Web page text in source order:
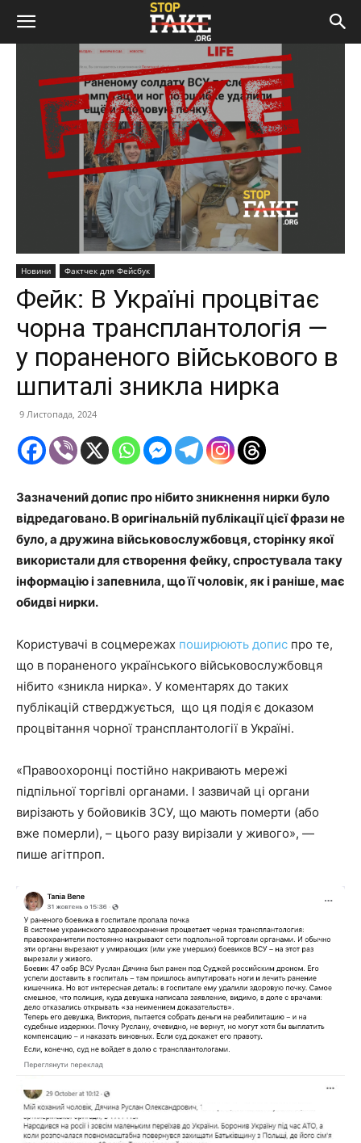
Новини Фактчек для Фейсбук
Фейк: В Україні процвітає
чорна трансплантологія —
у пораненого військового в
шпиталі зникла нирка
9 Листопада, 2024
Зазначений допис про нібито зникнення нирки було
відредаговано. В оригінальній публікації цієї фрази не
було, а дружина військовослужбовця, сторінку якої
використали для створення фейку, спростувала таку
інформацію і запевнила, що її чоловік, як і раніше, має
обидві нирки.
Користувачі в соцмережах поширюють допис про те,
що в пораненого українського військовослужбовця
нібито «зникла нирка». У коментарях до таких
публікацій стверджується, що ця подія є доказом
процвітання чорної трансплантології в Україні.
«Правоохоронці постійно накривають мережі
підпільної торгівлі органами. І зазвичай ці органи
вирізають у бойовиків ЗСУ, що мають померти (або
вже померли), – цього разу вирізали у живого», —
пише агітпроп.